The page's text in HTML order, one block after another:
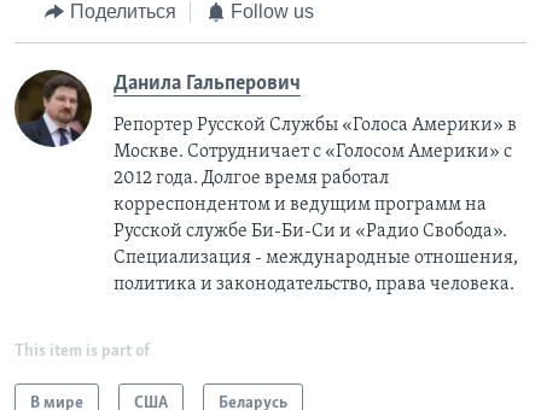
Поделиться Follow us
Данила Гальперович
Репортер Русской Службы «Голоса Америки» в
Москве. Сотрудничает с «Голосом Америки» с
2012 года. Долгое время работал
корреспондентом и ведущим программ на
Русской службе Би-Би-Си и «Радио Свобода».
Специализация - международные отношения,
политика и законодательство, права человека.
This item is part of
В мире США Беларусь